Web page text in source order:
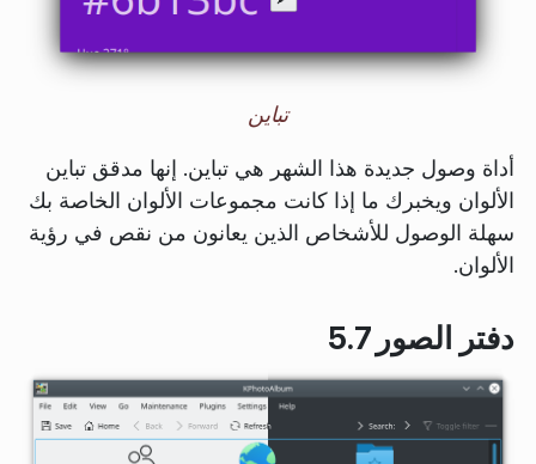
تباين
أداة وصول جديدة هذا الشهر هي تباين. إنها مدقق تباين
الألوان ويخبرك ما إذا كانت مجموعات الألوان الخاصة بك
سهلة الوصول للأشخاص الذين يعانون من نقص في رؤية
الألوان.
دفتر الصور 5.7